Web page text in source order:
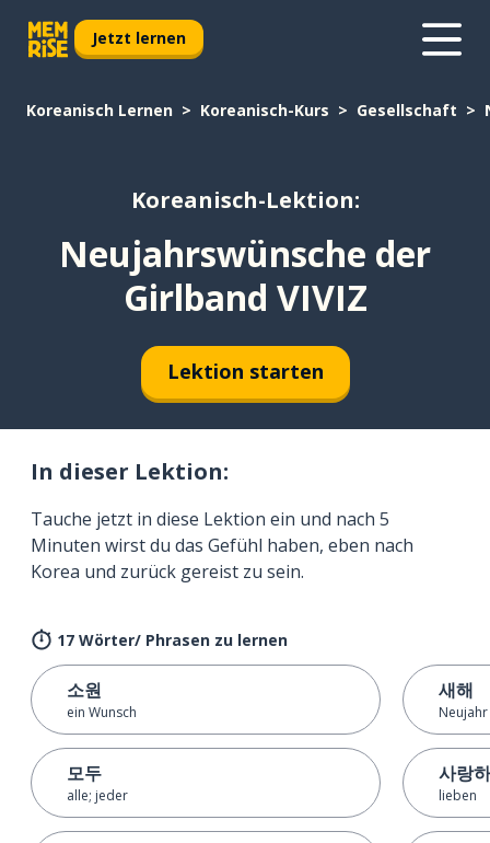
Jetzt lernen
Koreanisch Lernen Koreanisch-Kurs Gesellschaft
Koreanisch-Lektion:
Neujahrswünsche der
Girlband VIVIZ
Lektion starten
In dieser Lektion:
Tauche jetzt in diese Lektion ein und nach 5
Minuten wirst du das Gefühl haben, eben nach
Korea und zurück gereist zu sein.
17 Wörter/ Phrasen zu lernen
소원
ein Wunsch
모두
alle; jeder
새해
Neujahr
사랑
lieben